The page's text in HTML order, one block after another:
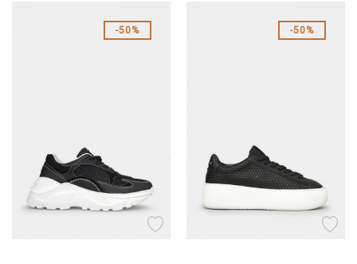
50% 50%